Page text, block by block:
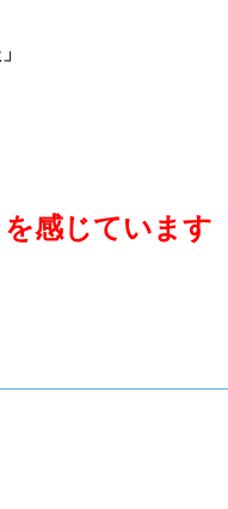
感じています